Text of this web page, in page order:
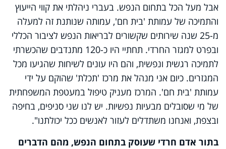
אבל מעל הכל בתחום הנפש. בעברי ניהלתי את קווי הייעוץ
והתמיכה של עמותת 'בית חם', עמותה שנותנת זה למעלה
מ-25 שנה שירותים שקשורים לבריאות הנפש לציבור הכללי
ובפרט למגזר החרדי. תחתיי היו כ-120 מתנדבים שהכשרתי
לתמיכה רגשית ונפשית, והם היו עונים לשיחות שהגיעו מכל
המגזרים. כיום אני מנהל את מרכז 'תכלת' שהוקם על ידי
עמותת 'בית חם'. המרכז מעניק טיפול במעטפת המשפחתית
של מי שסובלים מבעיות נפשיות. יש לנו שני סניפים, בחיפה
ובצפת, ואנחנו משתדלים לעזור לאנשים ככל יכולתנו".
בתור אדם חרדי שעוסק בתחום הנפש, מהם הדברים